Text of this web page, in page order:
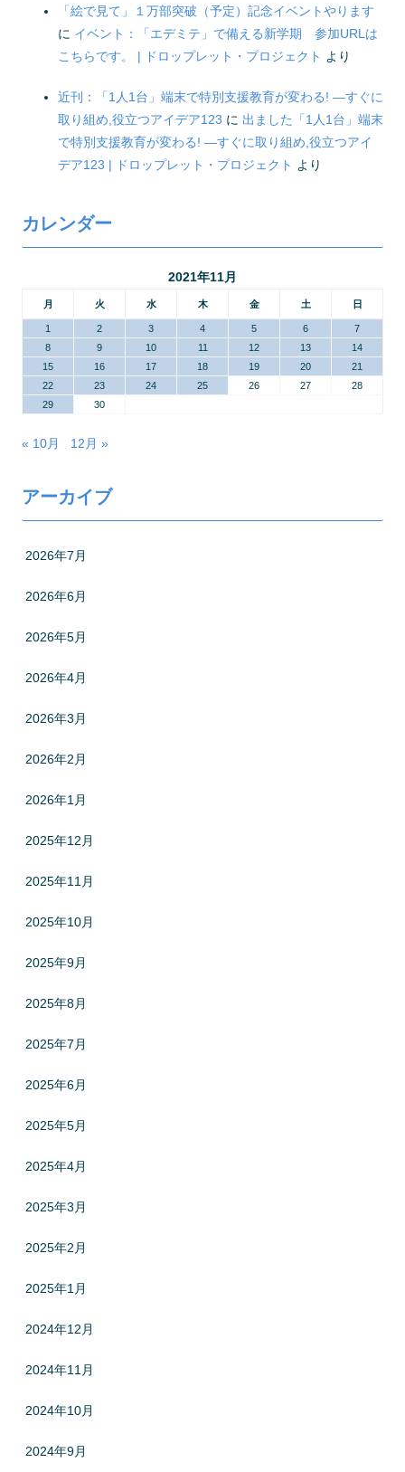
「絵で見て」１万部突破（予定）記念イベントやります
に イベント：「エデミテ」で備える新学期 参加URLは
こちらです。 | ドロップレット・プロジェクト より
近刊：「1人1台」端末で特別支援教育が変わる! ―すぐに
取り組め,役立つアイデア123 に 出ました「1人1台」端末
で特別支援教育が変わる! ―すぐに取り組め,役立つアイ
デア123 | ドロップレット・プロジェクト より
カレンダー
2021年11月
月 火 水 木 金 土 日
1 2 3 4 5 6
7
8
9 10 11 12 13
14
15
16 17 18 19 20
21
22
23 24 25 26 27
28
29
30
« 10月 12月 »
アーカイブ
2026年7月
2026年6月
2026年5月
2026年4月
2026年3月
2026年2月
2026年1月
2025年12月
2025年11月
2025年10月
2025年9月
2025年8月
2025年7月
2025年6月
2025年5月
2025年4月
2025年3月
2025年2月
2025年1月
2024年12月
2024年11月
2024年10月
2024年9月